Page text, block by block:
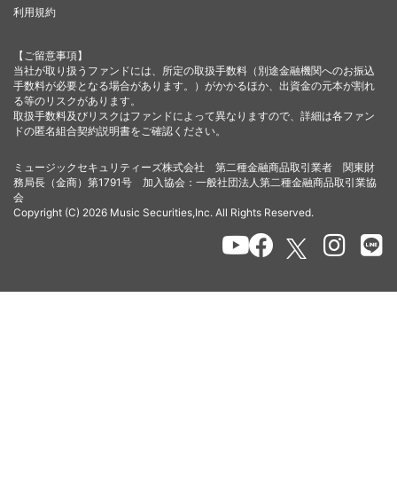
利用規約
【ご留意事項】
当社が取り扱うファンドには、所定の取扱手数料（別途金融機関へのお振込
手数料が必要となる場合があります。）がかかるほか、出資金の元本が割れ
る等のリスクがあります。
取扱手数料及びリスクはファンドによって異なりますので、詳細は各ファン
ドの匿名組合契約説明書をご確認ください。
ミュージックセキュリティーズ株式会社 第二種金融商品取引業者 関東財
務局長（金商）第1791号 加入協会：一般社団法人第二種金融商品取引業協
会
Copyright (C) 2026 Music Securities,Inc. All Rights Reserved.